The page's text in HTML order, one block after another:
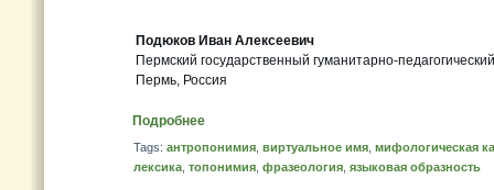
Подюков Иван Алексеевич
Пермский государственный гуманитарно-
Пермь, Россия
Подробнее
Tags: антропонимия виртуальное имя мифологическая
лексика топонимия фразеология языковая образность